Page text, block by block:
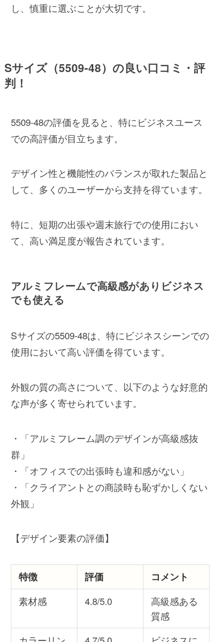
し、慎重に選ぶことが大切です。
Sサイズ（5509-48）の良い口コミ・評
判！
5509-48の評価を見ると、特にビジネスユース
での高評価が目立ちます。
デザイン性と機能性のバランスが取れた製品と
して、多くのユーザーから支持を得ています。
特に、短期の出張や週末旅行での使用におい
て、高い満足度が報告されています。
アルミフレームで高級感がありビジネス
でも使える
Sサイズの5509-48は、特にビジネスシーンでの
使用において高い評価を得ています。
外観の質の高さについて、以下のような好意的
な声が多く寄せられています。
・「アルミフレーム調のデザインが高級感抜
群」
・「オフィスでの出張時も違和感がない」
・「クライアントとの商談時も恥ずかしくない
外観」
【デザイン要素の評価】
特徴 評価
コメント
素材感
4.8/5.0
高級感ある
質感